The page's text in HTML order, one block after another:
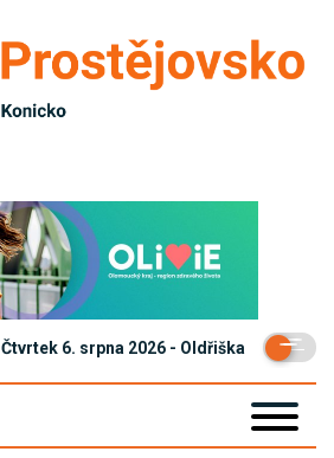
Čtvrtek 6. srpna 2026 - Oldřiška